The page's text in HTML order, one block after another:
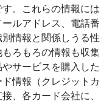
。これらの情報には
ルアドレス、電話番
情報と関係しうる性
ろもろの情報も収集
サービスを購入した
情報（クレジットカ
、各カード会社に、